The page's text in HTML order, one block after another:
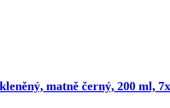
matně černý, 200 ml,